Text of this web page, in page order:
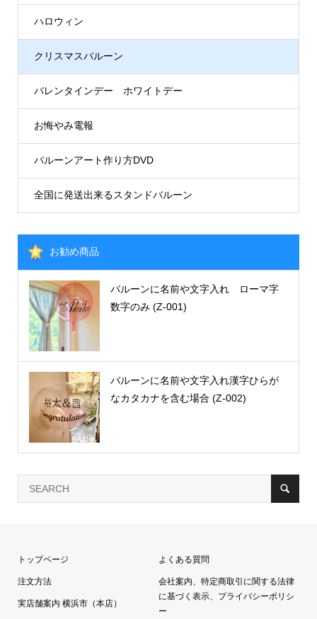
ハロウィン
クリスマスバルーン
バレンタインデー ホワイトデー
お悔やみ電報
バルーンアート作り方DVD
全国に発送出来るスタンドバルーン
お勧め商品
バルーンに名前や文字入れ ローマ字
数字のみ (Z-001)
バルーンに名前や文字入れ漢字ひらが
なカタカナを含む場合 (Z-002)
トップページ
注文方法
実店舗案内 横浜市（本店）
よくある質問
会社案内、特定商取引に関する法律
に基づく表示、プライバシーポリシ
ー